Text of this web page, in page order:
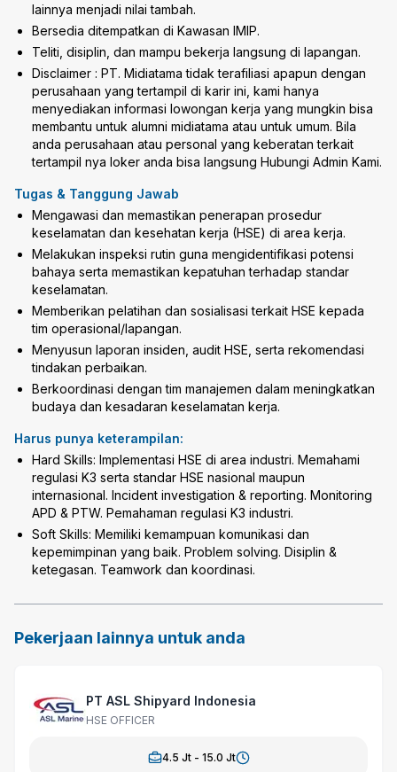
lainnya menjadi nilai tambah.
Bersedia ditempatkan di Kawasan IMIP.
Teliti, disiplin, dan mampu bekerja langsung di lapangan.
Disclaimer : PT. Midiatama tidak terafiliasi apapun dengan
perusahaan yang tertampil di karir ini, kami hanya
menyediakan informasi lowongan kerja yang mungkin bisa
membantu untuk alumni midiatama atau untuk umum. Bila
anda perusahaan atau personal yang keberatan terkait
tertampil nya loker anda bisa langsung Hubungi Admin Kami.
Tugas & Tanggung Jawab
Mengawasi dan memastikan penerapan prosedur
keselamatan dan kesehatan kerja (HSE) di area kerja.
Melakukan inspeksi rutin guna mengidentifikasi potensi
bahaya serta memastikan kepatuhan terhadap standar
keselamatan.
Memberikan pelatihan dan sosialisasi terkait HSE kepada
tim operasional/lapangan.
Menyusun laporan insiden, audit HSE, serta rekomendasi
tindakan perbaikan.
Berkoordinasi dengan tim manajemen dalam meningkatkan
budaya dan kesadaran keselamatan kerja.
Harus punya keterampilan:
Hard Skills: Implementasi HSE di area industri. Memahami
regulasi K3 serta standar HSE nasional maupun
internasional. Incident investigation & reporting. Monitoring
APD & PTW. Pemahaman regulasi K3 industri.
Soft Skills: Memiliki kemampuan komunikasi dan
kepemimpinan yang baik. Problem solving. Disiplin &
ketegasan. Teamwork dan koordinasi.
Pekerjaan lainnya untuk anda
PT ASL Shipyard Indonesia
HSE OFFICER
4.5 Jt - 15.0 Jt